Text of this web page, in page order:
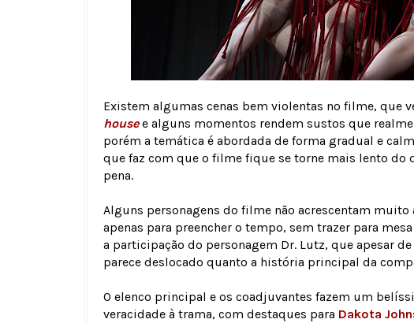
Existem algumas cenas bem violentas no filme, que
housee alguns momentos rendem sustos que
porém a temática é abordada de forma gradual e
que faz com que o filme fique se torne mais lento do
pena.
Alguns personagens do filme não acrescentam muito
apenas para preencher o tempo, sem trazer para
a participação do personagem Dr. Lutz, que apesar
parece deslocado quanto a história principal da
O elenco principal e os coadjuvantes fazem um
veracidade à trama, com destaques para Dakota